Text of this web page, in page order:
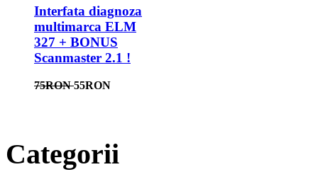
Interfata diagnoza
multimarca ELM
327 + BONUS
Scanmaster 2.1 !
75RON 55RON
Categorii